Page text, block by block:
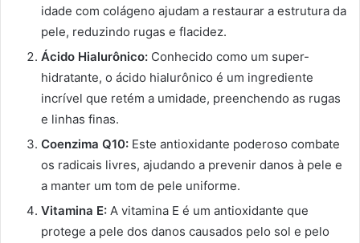
idade com colágeno ajudam a restaurar a estrutura da
pele, reduzindo rugas e flacidez.
Ácido Hialurônico: Conhecido como um super-
hidratante, o ácido hialurônico é um ingrediente
incrível que retém a umidade, preenchendo as rugas
e linhas finas.
Coenzima Q10: Este antioxidante poderoso combate
os radicais livres, ajudando a prevenir danos à pele e
a manter um tom de pele uniforme.
Vitamina E: A vitamina E é um antioxidante que
protege a pele dos danos causados pelo sol e pelo